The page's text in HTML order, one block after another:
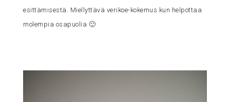
esittämisestä. Miellyttävä verikoe-kokemus kun helpottaa
molempia osapuolia 🙂